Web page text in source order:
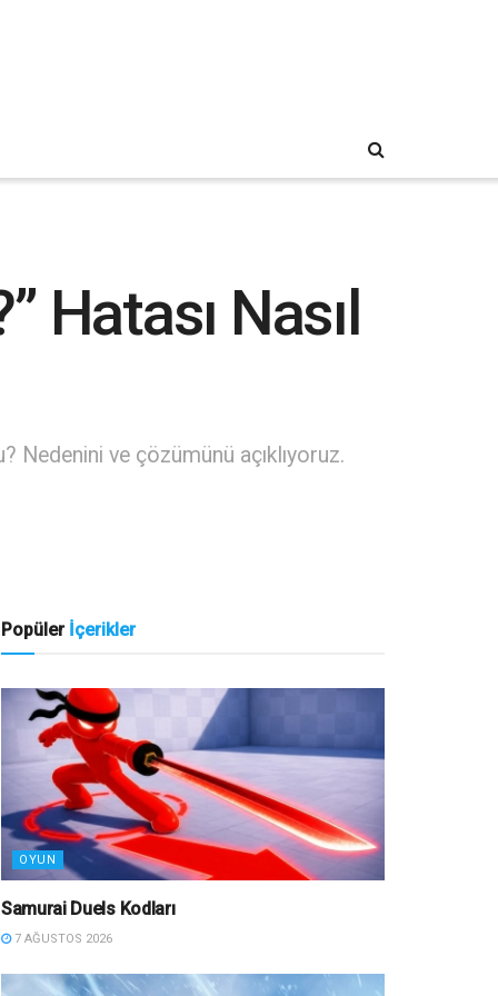
Hatası Nasıl
Nedenini ve çözümünü açıklıyoruz.
Popüler İçerikler
OYUN
Samurai Duels Kodları
7 AĞUSTOS 2026